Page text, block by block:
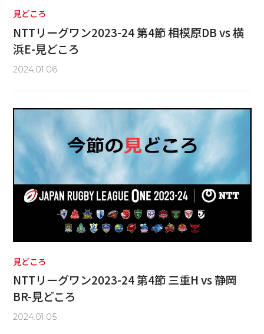
見どころ
NTTリーグワン2023-24 第4節 相模原DB vs 横
浜E-見どころ
2024.01.06
見どころ
NTTリーグワン2023-24 第4節 三重H vs 静岡
BR-見どころ
2024.01.05